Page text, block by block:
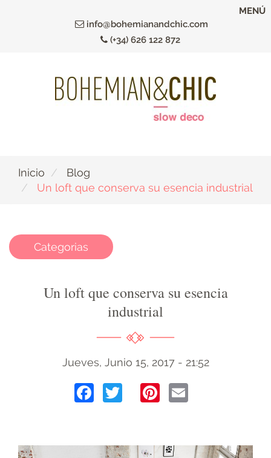
info@bohemianandchic.com
(+34) 626 122 872
MENÚ
Inicio
Blog
Un loft que conserva su esencia industrial
Categorias
Un loft que conserva su esencia
industrial
Jueves, Junio 15, 2017 - 21:52
Facebook
TwitterPinterest
Email